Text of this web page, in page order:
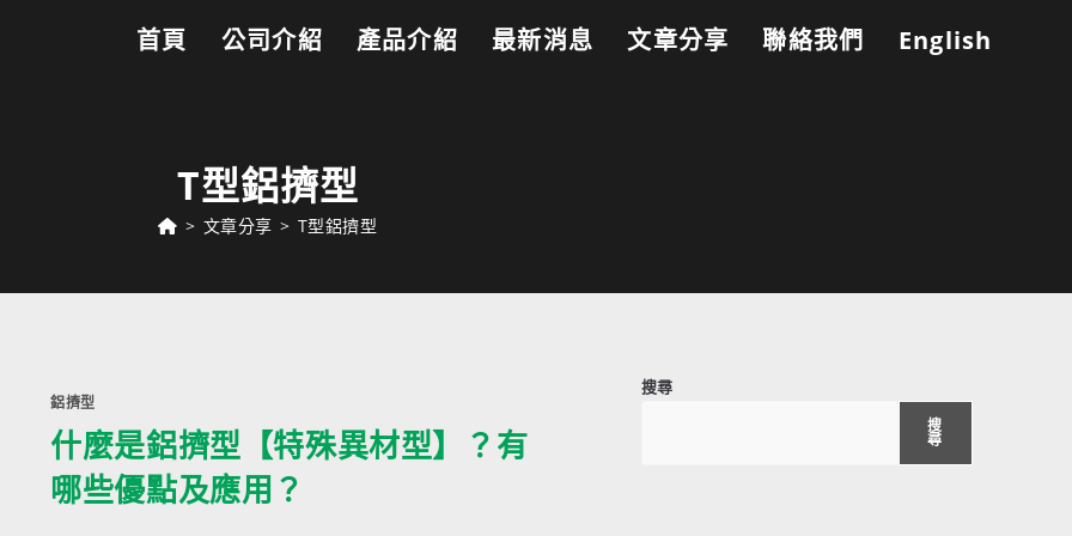
首頁 公司介紹 產品介紹 最新消息 文章分享 聯絡我們 English
T型鋁擠型
> 文章分享 > T型鋁擠型
搜尋
搜
尋
鋁擠型
什麼是鋁擠型【特殊異材型】？有
哪些優點及應用？